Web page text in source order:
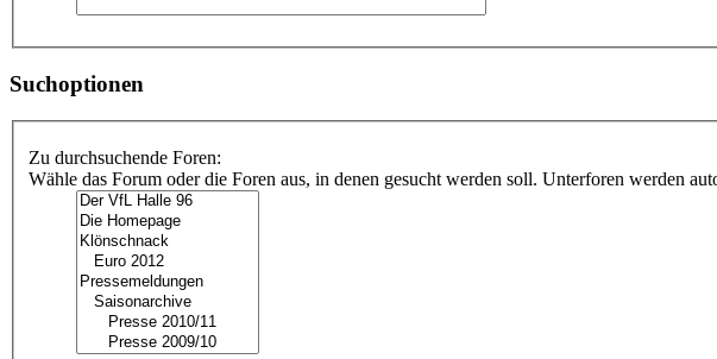
Suchoptionen
Zu durchsuchende Foren:
Wähle das Forum oder die Foren aus, in denen gesucht werden soll. Unterforen werden